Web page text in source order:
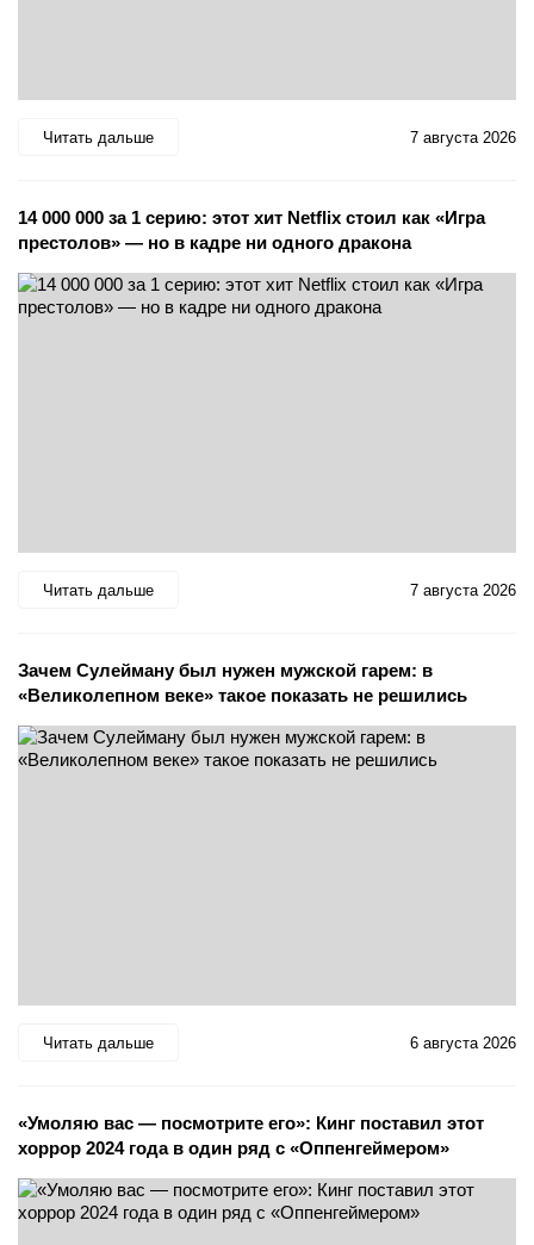
Читать дальше 7 августа 2026
14 000 000 за 1 серию: этот хит Netflix стоил как «Игра
престолов» — но в кадре ни одного дракона
Читать дальше 7 августа 2026
Зачем Сулейману был нужен мужской гарем: в
«Великолепном веке» такое показать не решились
Читать дальше 6 августа 2026
«Умоляю вас — посмотрите его»: Кинг поставил этот
хоррор 2024 года в один ряд с «Оппенгеймером»